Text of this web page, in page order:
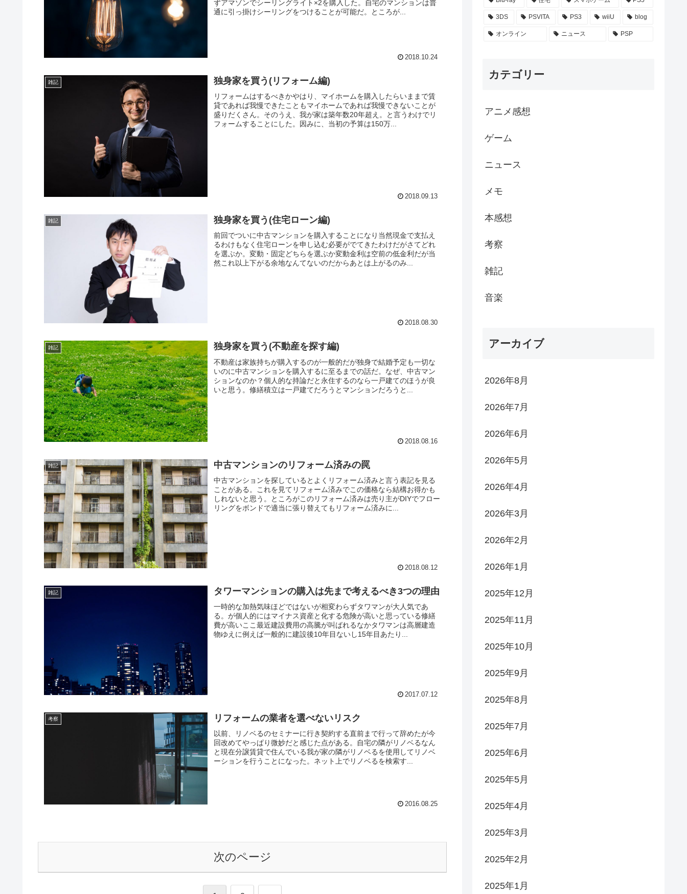
ずアマゾンでシーリングライト×2を購入した。自宅のマンションは普
通に引っ掛けシーリングをつけることが可能だ。ところが...
2018.10.24
雑記 独身家を買う(リフォーム編)
リフォームはするべきかやはり、マイホームを購入したらいままで賃
貸であれば我慢できたこともマイホームであれば我慢できないことが
盛りだくさん。そのうえ、我が家は築年数20年超え。と言うわけでリ
フォームすることにした。因みに、当初の予算は150万...
2018.09.13
雑記 独身家を買う(住宅ローン編)
前回でついに中古マンションを購入することになり当然現金で支払え
るわけもなく住宅ローンを申し込む必要がでてきたわけだがさてどれ
を選ぶか。変動・固定どちらを選ぶか変動金利は空前の低金利だが当
然これ以上下がる余地なんてないのだからあとは上がるのみ...
2018.08.30
雑記 独身家を買う(不動産を探す編)
不動産は家族持ちが購入するのが一般的だが独身で結婚予定も一切な
いのに中古マンションを購入するに至るまでの話だ。なぜ、中古マン
ションなのか？個人的な持論だと永住するのなら一戸建てのほうが良
いと思う。修繕積立は一戸建てだろうとマンションだろうと...
2018.08.16
雑記 中古マンションのリフォーム済みの罠
中古マンションを探しているとよくリフォーム済みと言う表記を見る
ことがある。これを見てリフォーム済みでこの価格なら結構お得かも
しれないと思う。ところがこのリフォーム済みは売り主がDIYでフロー
リングをボンドで適当に張り替えてもリフォーム済みに...
2018.08.12
雑記 タワーマンションの購入は先まで考えるべき3つの理由
一時的な加熱気味ほどではないが相変わらずタワマンが大人気であ
る。が個人的にはマイナス資産と化する危険が高いと思っている修繕
費が高いここ最近建設費用の高騰が叫ばれるなかタワマンは高層建造
物ゆえに例えば一般的に建設後10年目ないし15年目あたり...
2017.07.12
考察 リフォームの業者を選べないリスク
以前、リノベるのセミナーに行き契約する直前まで行って辞めたが今
回改めてやっぱり微妙だと感じた点がある。自宅の隣がリノベるなん
と現在分譲賃貸で住んでいる我が家の隣がリノベるを使用してリノベ
ーションを行うことになった。ネット上でリノベるを検索す...
2016.08.25
次のページ
3DS PSVITA PS3 wiiU blog
オンライン ニュース PSP
カテゴリー
アニメ感想
ゲーム
ニュース
メモ
本感想
考察
雑記
音楽
アーカイブ
2026年8月
2026年7月
2026年6月
2026年5月
2026年4月
2026年3月
2026年2月
2026年1月
2025年12月
2025年11月
2025年10月
2025年9月
2025年8月
2025年7月
2025年6月
2025年5月
2025年4月
2025年3月
2025年2月
2025年1月